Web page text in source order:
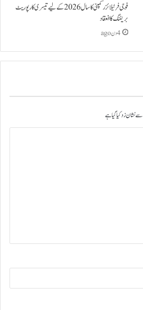
فوجی فرٹیلائزر کمپنی کا سال 2026 کے لیے تیسری کارپوریٹ
بریفنگ کا انعقاد
4 دن ago
سے نشان زد کیا گیا ہے